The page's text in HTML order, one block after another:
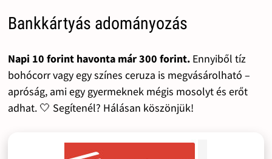
Bankkártyás adományozás
Napi 10 forint havonta már 300 forint.Ennyiből tíz
bohócorr vagy egy színes ceruza is megvásárolható –
apróság, ami egy gyermeknek mégis mosolyt és erőt
adhat. 🤍 Segítenél? Hálásan köszönjük!